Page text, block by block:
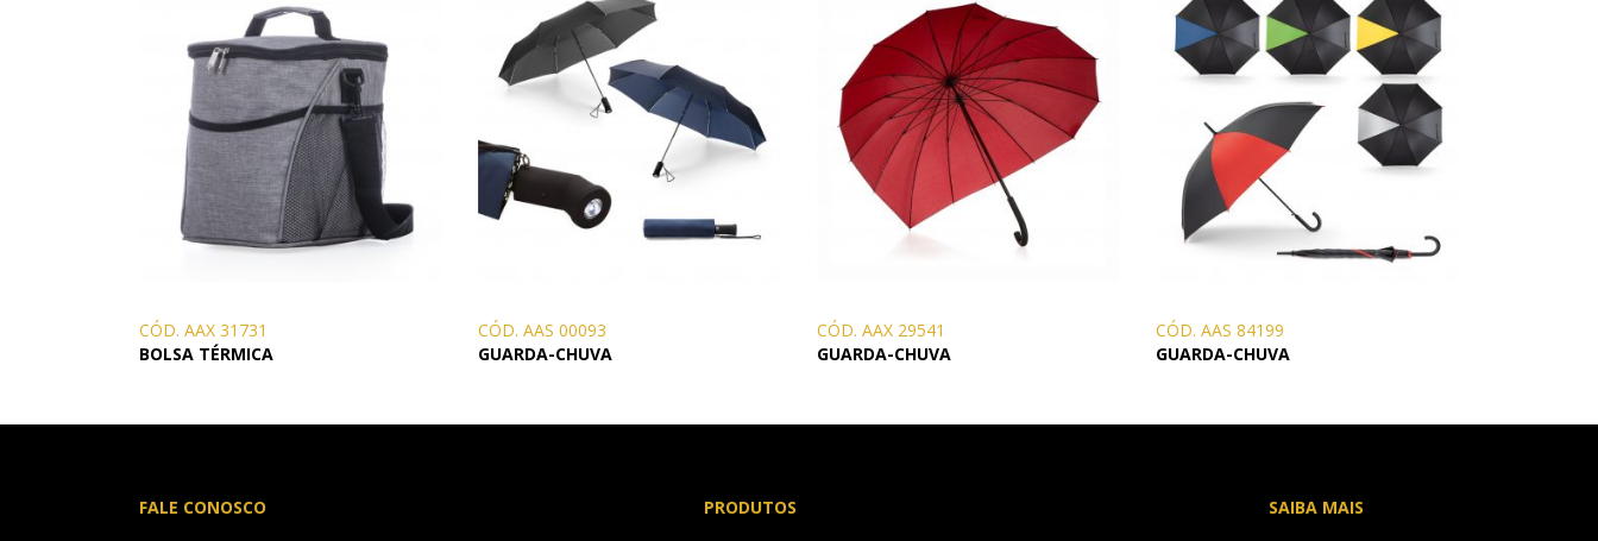
CÓD. AAX 31731
BOLSA TÉRMICA
CÓD. AAS 00093
GUARDA-CHUVA
CÓD. AAX 29541
GUARDA-CHUVA
CÓD. AAS 84199
GUARDA-CHUVA
FALE CONOSCO PRODUTOS SAIBA MAIS